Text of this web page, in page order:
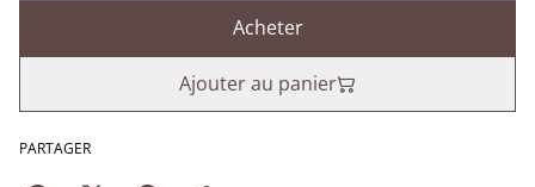
Acheter
Ajouter au panier
PARTAGER